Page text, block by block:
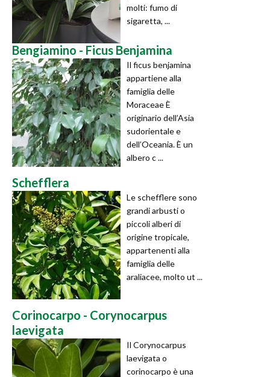
molti: fumo di
sigaretta, ...
Bengiamino - Ficus Benjamina
Il ficus benjamina
appartiene alla
famiglia delle
Moraceae È
originario dell’Asia
sudorientale e
dell’Oceania. È un
albero c ...
Schefflera
Le schefflere sono
grandi arbusti o
piccoli alberi di
origine tropicale,
appartenenti alla
famiglia delle
araliacee, molto ut ...
Corinocarpo - Corynocarpus
laevigata
Il Corynocarpus
laevigata o
corinocarpo è una